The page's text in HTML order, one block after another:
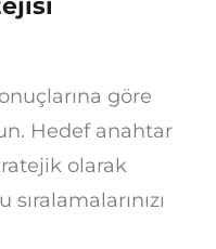
göre
Hedef anahtar
olarak